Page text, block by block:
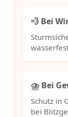
💨 Bei
⛈️ Bei
Schutz in
bei